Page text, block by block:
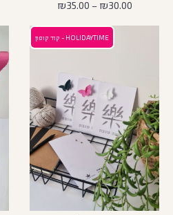
₪30.00
–
₪35.00
HOLIDAYTIME - קוד קופון